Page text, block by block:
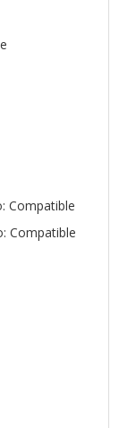
Compatible
Compatible